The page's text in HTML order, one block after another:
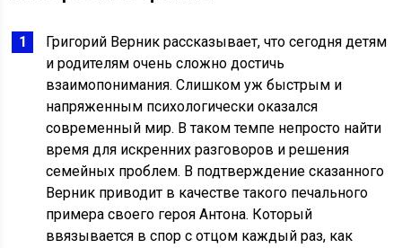
Григорий Верник рассказывает, что сегодня детям
и родителям очень сложно достичь
взаимопонимания. Слишком уж быстрым и
напряженным психологически оказался
современный мир. В таком темпе непросто найти
время для искренних разговоров и решения
семейных проблем. В подтверждение сказанного
Верник приводит в качестве такого печального
примера своего героя Антона. Который
ввязывается в спор с отцом каждый раз, как